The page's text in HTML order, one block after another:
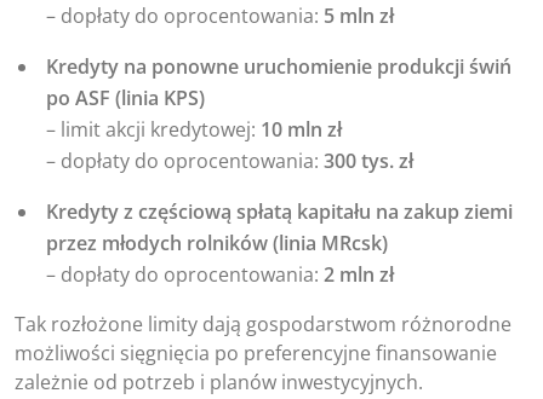
– dopłaty do oprocentowania: 5 mln zł
Kredyty na ponowne uruchomienie produkcji świń
po ASF (linia KPS)
– limit akcji kredytowej: 10 mln zł
– dopłaty do oprocentowania: 300 tys. zł
Kredyty z częściową spłatą kapitału na zakup ziemi
przez młodych rolników (linia MRcsk)
– dopłaty do oprocentowania: 2 mln zł
Tak rozłożone limity dają gospodarstwom różnorodne
możliwości sięgnięcia po preferencyjne finansowanie
zależnie od potrzeb i planów inwestycyjnych.